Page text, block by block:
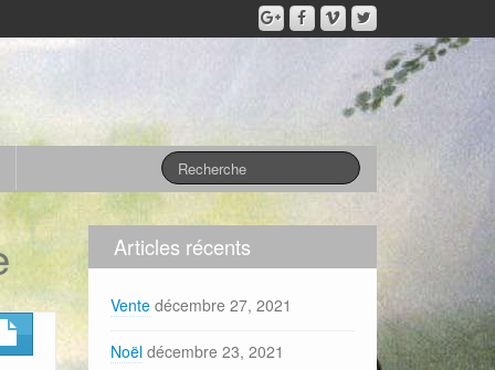
Articles récents
Vente décembre 27, 2021
Noël décembre 23, 2021